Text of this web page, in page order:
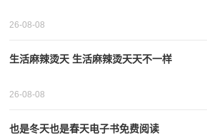
26-08-08
生活麻辣烫天 生活麻辣烫天天不一样
26-08-08
也是冬天也是春天电子书免费阅读